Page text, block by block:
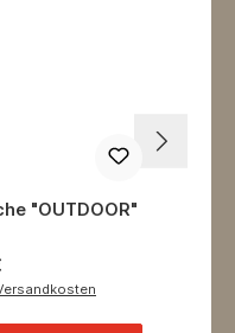
"OUTDOOR"
Preis: